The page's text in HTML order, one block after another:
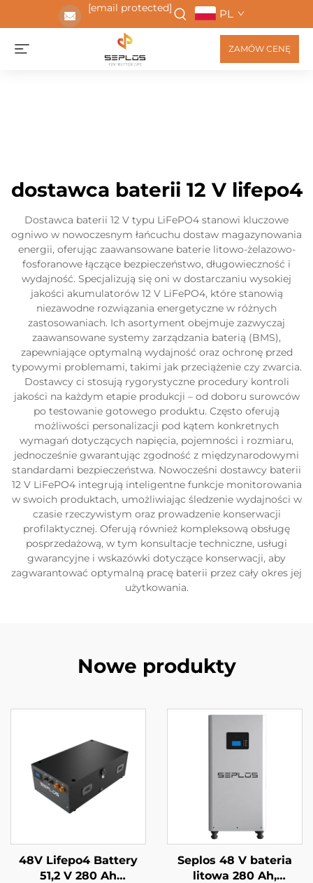
[email protected] PL
ZAMÓW CENĘ
dostawca baterii 12 V lifepo4
Dostawca baterii 12 V typu LiFePO4 stanowi kluczowe
ogniwo w nowoczesnym łańcuchu dostaw magazynowania
energii, oferując zaawansowane baterie litowo-żelazowo-
fosforanowe łączące bezpieczeństwo, długowieczność i
wydajność. Specjalizują się oni w dostarczaniu wysokiej
jakości akumulatorów 12 V LiFePO4, które stanowią
niezawodne rozwiązania energetyczne w różnych
zastosowaniach. Ich asortyment obejmuje zazwyczaj
zaawansowane systemy zarządzania baterią (BMS),
zapewniające optymalną wydajność oraz ochronę przed
typowymi problemami, takimi jak przeciążenie czy zwarcia.
Dostawcy ci stosują rygorystyczne procedury kontroli
jakości na każdym etapie produkcji – od doboru surowców
po testowanie gotowego produktu. Często oferują
możliwości personalizacji pod kątem konkretnych
wymagań dotyczących napięcia, pojemności i rozmiaru,
jednocześnie gwarantując zgodność z międzynarodowymi
standardami bezpieczeństwa. Nowocześni dostawcy baterii
12 V LiFePO4 integrują inteligentne funkcje monitorowania
w swoich produktach, umożliwiając śledzenie wydajności w
czasie rzeczywistym oraz prowadzenie konserwacji
profilaktycznej. Oferują również kompleksową obsługę
posprzedażową, w tym konsultacje techniczne, usługi
gwarancyjne i wskazówki dotyczące konserwacji, aby
zagwarantować optymalną pracę baterii przez cały okres jej
użytkowania.
Nowe produkty
48V Lifepo4 Battery
51,2 V 280 Ah
Seplos 48 V bateria
litowa 280 Ah,